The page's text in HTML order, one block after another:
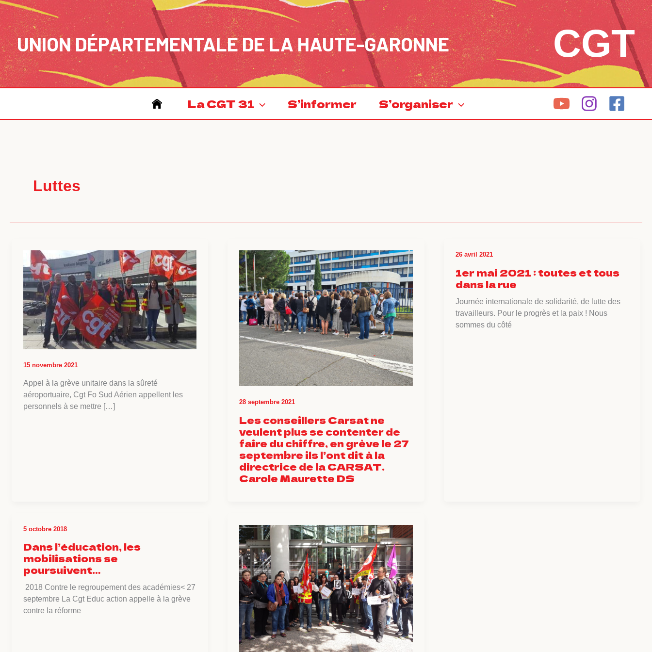
Aller
au
contenu
UNION DÉPARTEMENTALE DE LA HAUTE-GARONNE CGT
La CGT 31 S’informer S’organiser
Luttes
15 novembre 2021
Appel à la grève unitaire dans la sûreté
aéroportuaire, Cgt Fo Sud Aérien appellent les
personnels à se mettre […]
28 septembre 2021
Les conseillers Carsat ne
veulent plus se contenter de
faire du chiffre, en grève le 27
septembre ils l’ont dit à la
directrice de la CARSAT.
Carole Maurette DS
26 avril 2021
1er mai 2021 : toutes et tous
dans la rue
Journée internationale de solidarité, de lutte des
travailleurs. Pour le progrès et la paix ! Nous
sommes du côté
5 octobre 2018
Dans l’éducation, les
mobilisations se
poursuivent…
2018 Contre le regroupement des académies< 27
septembre La Cgt Educ action appelle à la grève
contre la réforme